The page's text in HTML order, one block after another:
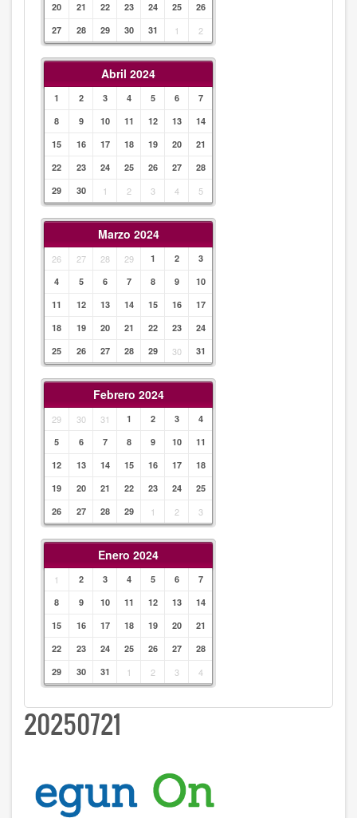
20
21 22 23 24 25
26
27
28 29 30 31 1 2
Abril 2024
1 2 3 4 5 6
7
8
9 10 11 12 13
14
15
16 17 18 19 20
21
22
23 24 25 26 27
28
29
30 1 2 3 4 5
Marzo 2024
26 27 28 29 1 2
3
4
5 6 7 8 9
10
11
12 13 14 15 16
17
18
19 20 21 22 23
24
25
26 27 28 29 30 31
Febrero 2024
29 30 31 1 2 3
4
5
6 7 8 9 10
11
12
13 14 15 16 17
18
19
20 21 22 23 24
25
26
27 28 29 1 2 3
Enero 2024
1 2 3 4 5 6
7
8
9 10 11 12 13
14
15
16 17 18 19 20
21
22
23 24 25 26 27
28
29
30 31 1 2 3 4
20250721